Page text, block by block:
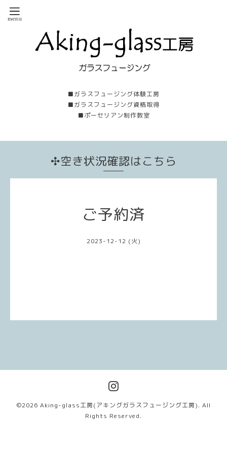
■ガラスフュージング体験工房
■ガラスフュージング資格取得
■ポーセリアン制作教室
✣空き状況確認はこちら
ご予約済
2023-12-12 (火)
©2026 Aking-glass工房(アキングガラスフュージング工房). All
Rights Reserved.